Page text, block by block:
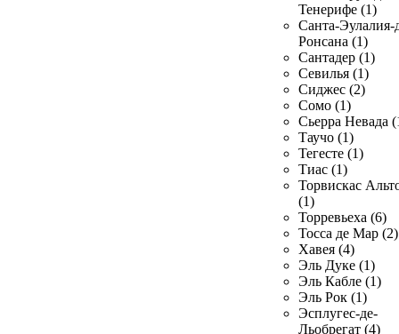
Тенерифе (1)
Санта-Эулалия-
Ронсана (1)
Сантадер (1)
Севилья (1)
Сиджес (2)
Сомо (1)
Сьерра Невада
Таучо (1)
Тегесте (1)
Тиас (1)
Торвискас
(1)
Торревьеха (6)
Тосса де Мар (2)
Хавея (4)
Эль Дуке (1)
Эль Кабле (1)
Эль Рок (1)
Эсплугес-де-
Льобрегат (4)